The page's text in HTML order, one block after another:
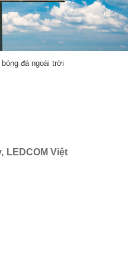
đá ngoài trời
LEDCOM Việt